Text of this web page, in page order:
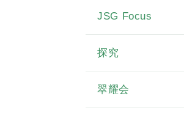
JSG Focus
探究
翠耀会